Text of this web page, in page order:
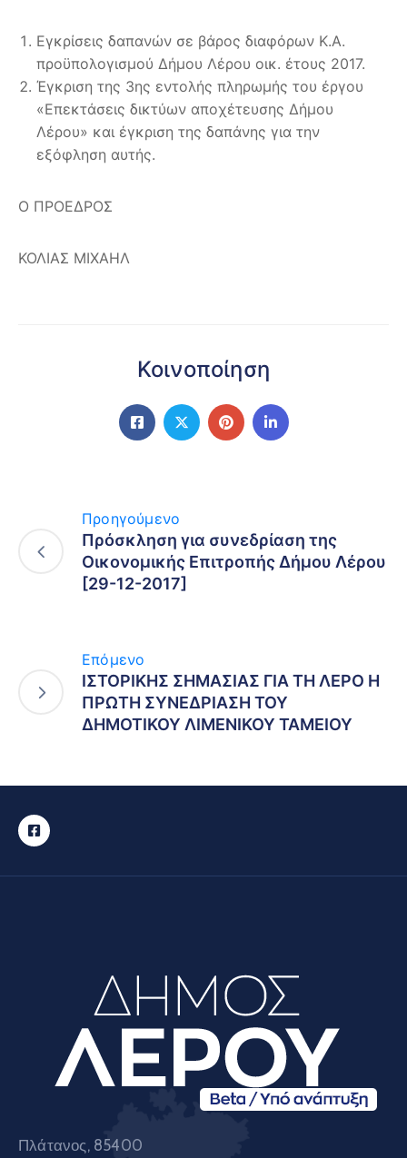
Εγκρίσεις δαπανών σε βάρος διαφόρων Κ.Α.
προϋπολογισμού Δήμου Λέρου οικ. έτους 2017.
Έγκριση της 3ης εντολής πληρωμής του έργου
«Επεκτάσεις δικτύων αποχέτευσης Δήμου
Λέρου» και έγκριση της δαπάνης για την
εξόφληση αυτής.
Ο ΠΡΟΕΔΡΟΣ
ΚΟΛΙΑΣ ΜΙΧΑΗΛ
Κοινοποίηση
Προηγούμενο
Πρόσκληση για συνεδρίαση της
Οικονομικής Επιτροπής Δήμου Λέρου
[29-12-2017]
Επόμενο
ΙΣΤΟΡΙΚΗΣ ΣΗΜΑΣΙΑΣ ΓΙΑ ΤΗ ΛΕΡΟ Η
ΠΡΩΤΗ ΣΥΝΕΔΡΙΑΣΗ ΤΟΥ
ΔΗΜΟΤΙΚΟΥ ΛΙΜΕΝΙΚΟΥ ΤΑΜΕΙΟΥ
Πλάτανος, 85400